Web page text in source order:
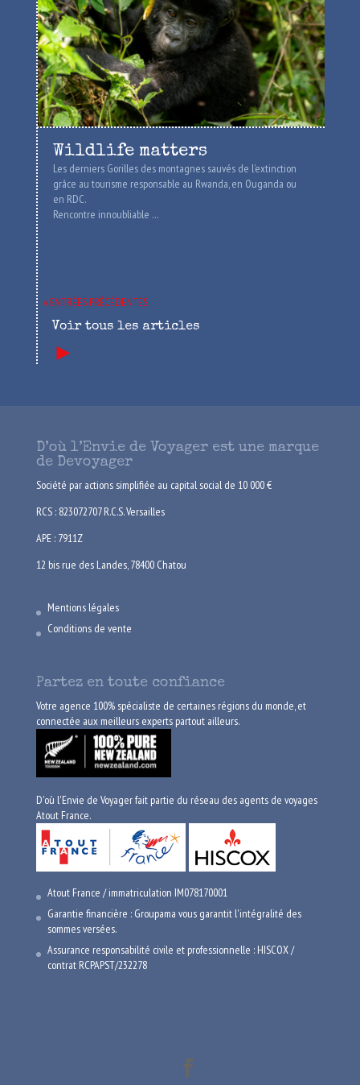
Wildlife matters
Les derniers Gorilles des montagnes sauvés de l’extinction
grâce au tourisme responsable au Rwanda, en Ouganda ou
en RDC.
Rencontre innoubliable …
« ENTRÉES PRÉCÉDENTES
Voir tous les articles
►
D’où l’Envie de Voyager est une marque
de Devoyager
Société par actions simplifiée au capital social de 10 000 €
RCS : 823072707 R.C.S. Versailles
APE : 7911Z
12 bis rue des Landes, 78400 Chatou
Mentions légales
Conditions de vente
Partez en toute confiance
Votre agence 100% spécialiste de certaines régions du monde, et
connectée aux meilleurs experts partout ailleurs.
D'où l'Envie de Voyager fait partie du réseau des agents de voyages
Atout France.
Atout France / immatriculation IM078170001
Garantie financière : Groupama vous garantit l'intégralité des
sommes versées.
Assurance responsabilité civile et professionnelle : HISCOX /
contrat RCPAPST/232278